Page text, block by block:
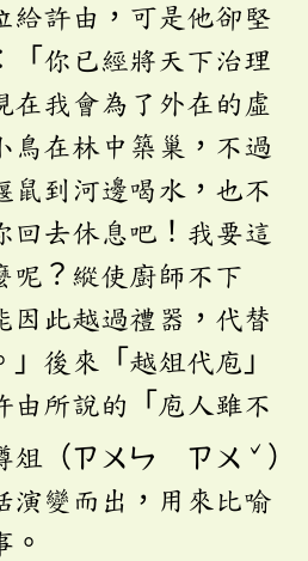
給許由，可是他卻堅
「你已經將天下治理
在我會為了外在的虛
鳥在林中築巢，不過
鼠到河邊喝水，也不
回去休息吧！我要這
呢？縱使廚師不下
因此越過禮器，代替
後來「越俎代庖」
由所說的「庖人雖不
俎（ㄗㄨㄣ ㄗㄨ ˇ ）
演變而出，用來比喻
。